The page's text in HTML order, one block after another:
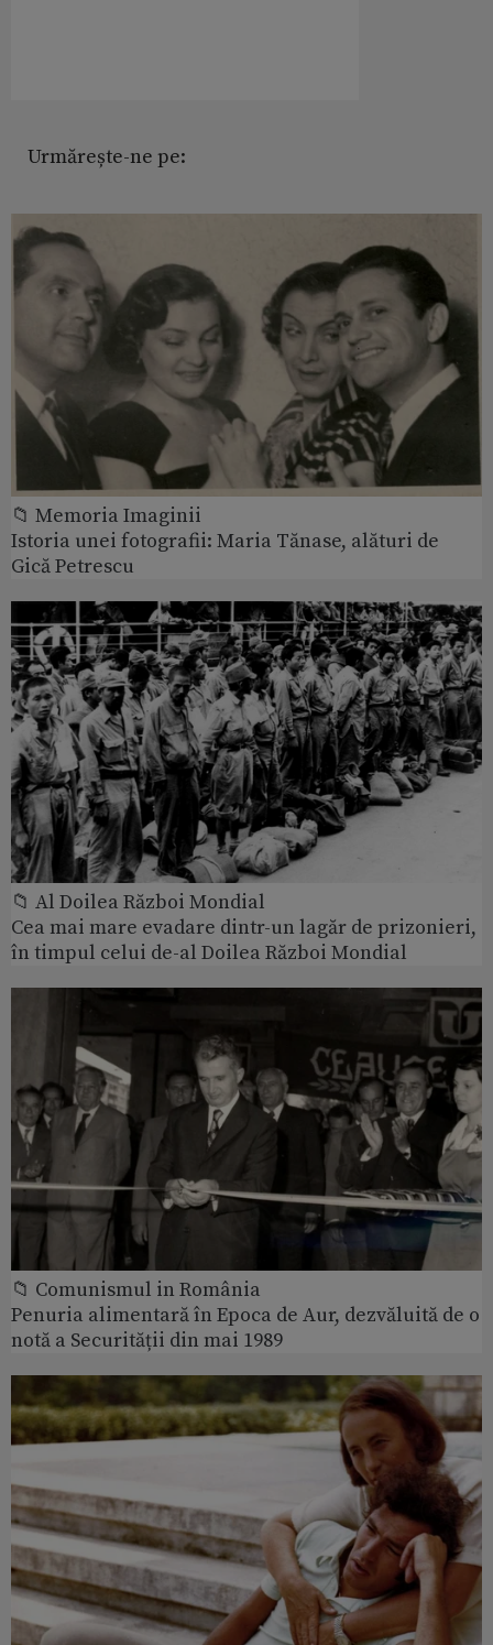
Urmărește-ne pe:
📁 Memoria Imaginii
Istoria unei fotografii: Maria Tănase, alături de
Gică Petrescu
📁 Al Doilea Război Mondial
Cea mai mare evadare dintr-un lagăr de prizonieri,
în timpul celui de-al Doilea Război Mondial
📁 Comunismul in România
Penuria alimentară în Epoca de Aur, dezvăluită de o
notă a Securității din mai 1989